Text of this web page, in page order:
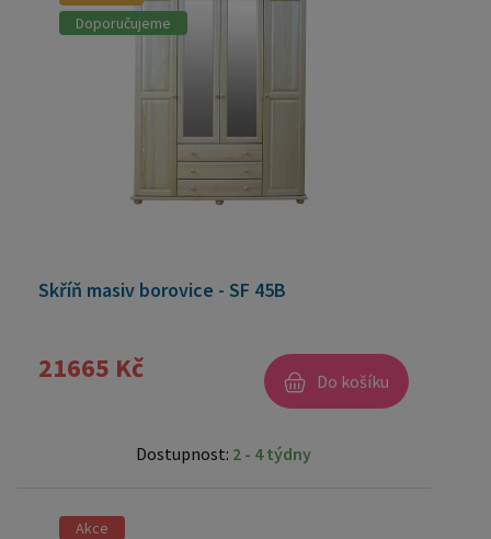
Doporučujeme
Skříň masiv borovice - SF 45B
21665 Kč Do košíku
Dostupnost: 2 - 4 týdny
Akce